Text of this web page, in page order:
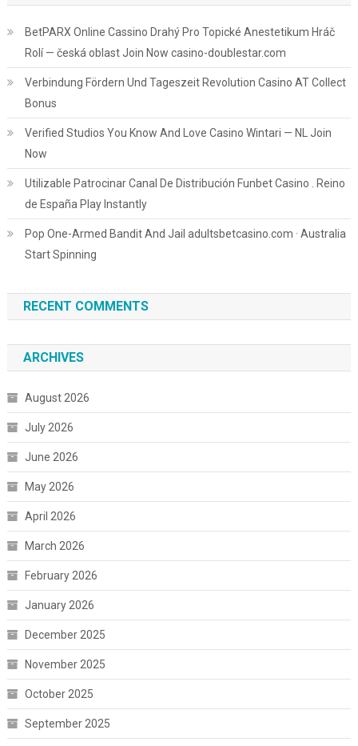
BetPARX Online Cassino Drahý Pro Topické Anestetikum Hráč
Rolí — česká oblast Join Now casino-doublestar.com
Verbindung Fördern Und Tageszeit Revolution Casino AT Collect
Bonus
Verified Studios You Know And Love Casino Wintari — NL Join
Now
Utilizable Patrocinar Canal De Distribución Funbet Casino . Reino
de España Play Instantly
Pop One-Armed Bandit And Jail adultsbetcasino.com · Australia
Start Spinning
RECENT COMMENTS
ARCHIVES
August 2026
July 2026
June 2026
May 2026
April 2026
March 2026
February 2026
January 2026
December 2025
November 2025
October 2025
September 2025